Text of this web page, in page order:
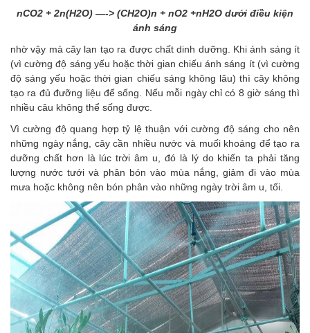
nCO2 + 2n(H2O) —-> (CH2O)n + nO2 +nH2O dưới điều kiện
ánh sáng
nhờ vậy mà cây lan tạo ra được chất dinh dưỡng. Khi ánh sáng ít
(vì cường độ sáng yếu hoặc thời gian chiếu ánh sáng ít (vì cường
độ sáng yếu hoặc thời gian chiếu sáng không lâu) thì cây không
tạo ra đủ đưỡng liệu để sống. Nếu mỗi ngày chỉ có 8 giờ sáng thì
nhiều câu không thể sống được.
Vì cường độ quang hợp tỷ lệ thuận với cường độ sáng cho nên
những ngày nắng, cây cần nhiều nước và muối khoáng để tạo ra
dưỡng chất hơn là lúc trời âm u, đó là lý do khiến ta phải tăng
lượng nước tưới và phân bón vào mùa nắng, giảm đi vào mùa
mưa hoặc không nên bón phân vào những ngày trời âm u, tối.